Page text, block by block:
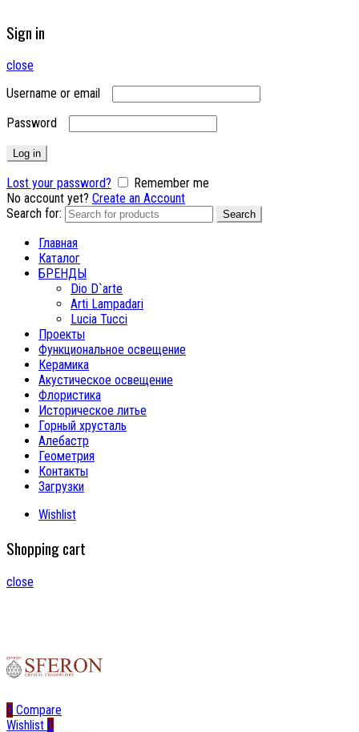
Sign in
close
Username or email
Password
Log in
Lost your password?
Remember me
No account yet? Create an Account
Search for:
Search
Главная
Каталог
БРЕНДЫ
Dio D`arte
Arti Lampadari
Lucia Tucci
Проекты
Функциональное освещение
Керамика
Акустическое освещение
Флористика
Историческое литье
Горный хрусталь
Алебастр
Геометрия
Контакты
Загрузки
Wishlist
Shopping cart
close
0 Compare
Wishlist 0